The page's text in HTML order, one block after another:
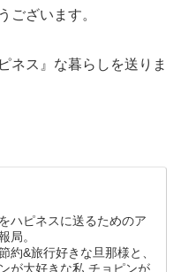
ございます。
ネス』な暮らしを送りま
ハピネスに送るためのア
局。
約&旅行好きな旦那様と、
が大好きな私 チョピンが